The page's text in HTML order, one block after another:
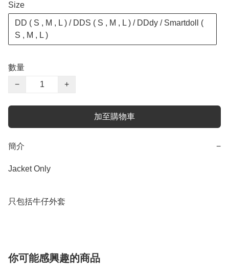
Size
DD ( S , M , L ) / DDS ( S , M , L ) / DDdy / Smartdoll (
S , M , L )
數量
−
+
加至購物車
簡介 −
Jacket Only
只包括牛仔外套
你可能感興趣的商品